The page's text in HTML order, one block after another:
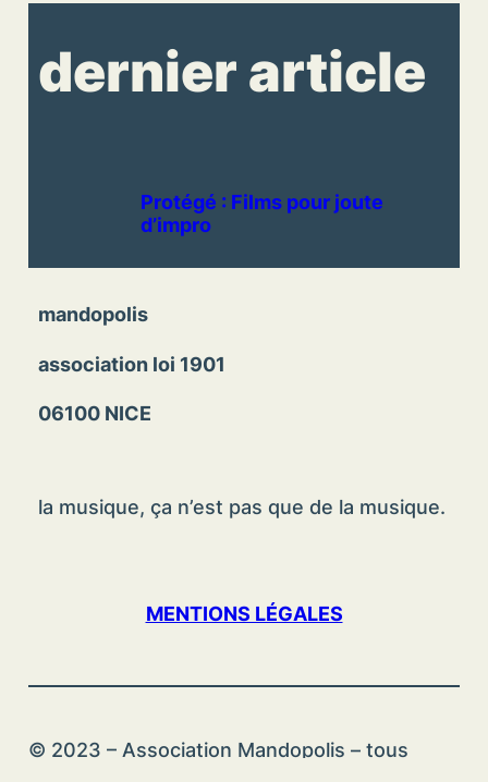
dernier article
Protégé : Films pour joute
d’impro
mandopolis
association loi 1901
06100 NICE
la musique, ça n’est pas que de la musique.
MENTIONS LÉGALES
© 2023 – Association Mandopolis – tous